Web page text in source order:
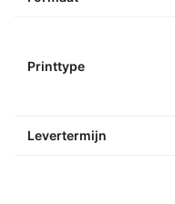
Printtype
Levertermijn